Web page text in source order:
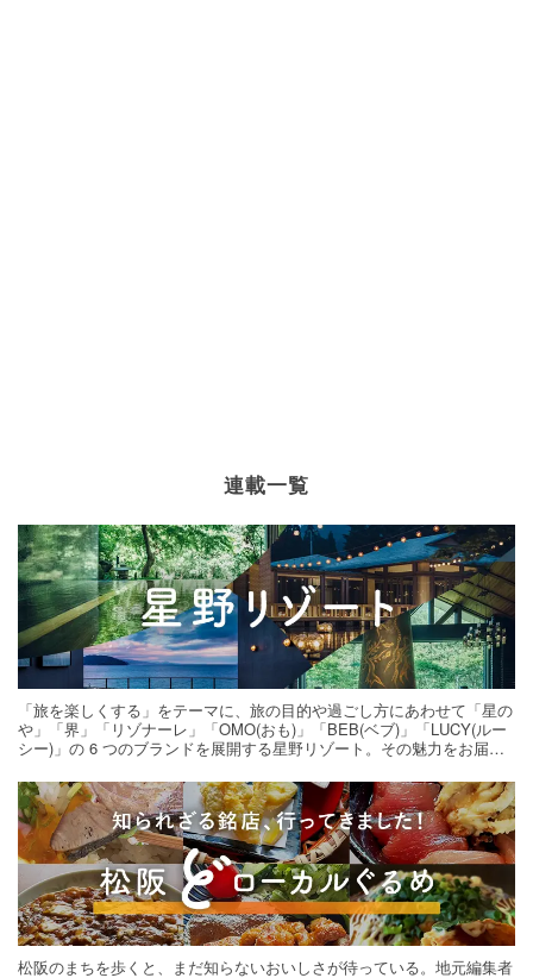
連載一覧
「旅を楽しくする」をテーマに、旅の目的や過ごし方にあわせて「星の
や」「界」「リゾナーレ」「OMO(おも)」「BEB(ベブ)」「LUCY(ルー
シー)」の 6 つのブランドを展開する星野リゾート。その魅力をお届け
松阪のまちを歩くと、まだ知らないおいしさが待っている。地元編集者